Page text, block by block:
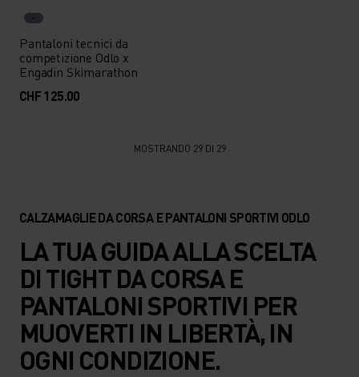
Pantaloni tecnici da
competizione Odlo x
Engadin Skimarathon
CHF 125.00
MOSTRANDO 29 DI 29
CALZAMAGLIE DA CORSA E PANTALONI SPORTIVI ODLO
LA TUA GUIDA ALLA SCELTA
DI TIGHT DA CORSA E
PANTALONI SPORTIVI PER
MUOVERTI IN LIBERTÀ, IN
OGNI CONDIZIONE.